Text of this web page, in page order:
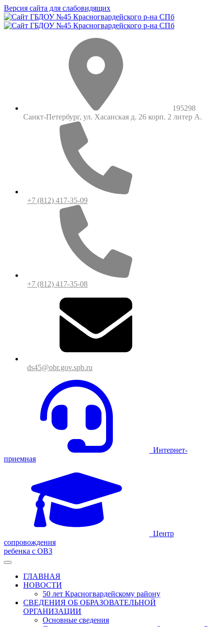
Версия сайта для слабовидящих
195298
Санкт-Петербург, ул. Хасанская д. 26 корп. 2 литер А.
+7 (812) 417-35-09
+7 (812) 417-35-08
ds45@obr.gov.spb.ru
Интернет-
приемная
Центр
сопровождения
ребенка с ОВЗ
ГЛАВНАЯ
НОВОСТИ
50 лет Красногвардейскому району
СВЕДЕНИЯ ОБ ОБРАЗОВАТЕЛЬНОЙ
ОРГАНИЗАЦИИ
Основные сведения